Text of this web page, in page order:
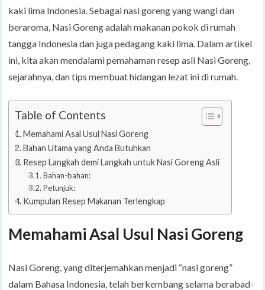
kaki lima Indonesia. Sebagai nasi goreng yang wangi dan
beraroma, Nasi Goreng adalah makanan pokok di rumah
tangga Indonesia dan juga pedagang kaki lima. Dalam artikel
ini, kita akan mendalami pemahaman resep asli Nasi Goreng,
sejarahnya, dan tips membuat hidangan lezat ini di rumah.
Table of Contents
Memahami Asal Usul Nasi Goreng
Bahan Utama yang Anda Butuhkan
Resep Langkah demi Langkah untuk Nasi Goreng Asli
Bahan-bahan:
Petunjuk:
Kumpulan Resep Makanan Terlengkap
Memahami Asal Usul Nasi Goreng
Nasi Goreng, yang diterjemahkan menjadi “nasi goreng”
dalam Bahasa Indonesia, telah berkembang selama berabad-